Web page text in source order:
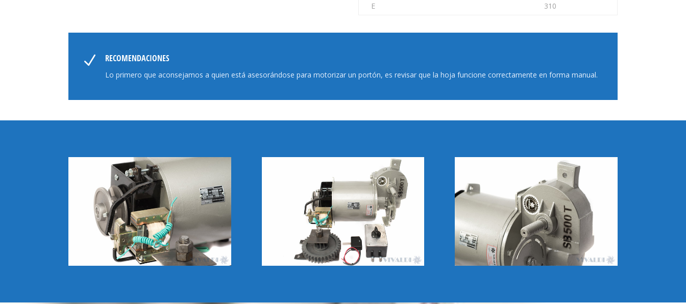
E
310
N RECOMENDACIONES
Lo primero que aconsejamos a quien está asesorándose para motorizar un portón, es revisar que la hoja funcione correctamente en forma manual.